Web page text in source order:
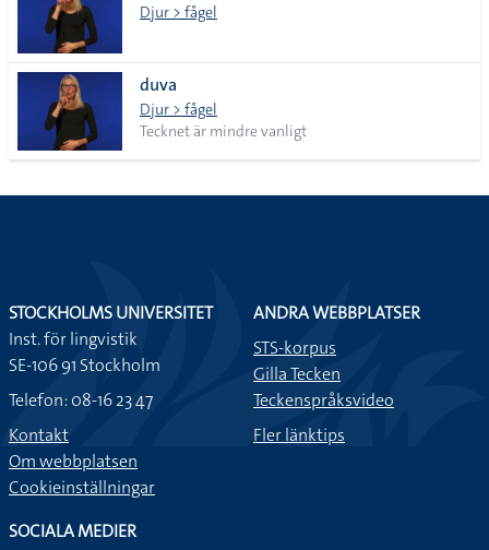
lista
Djur > fågel
duva
Djur > fågel
Tecknet är mindre vanligt
STOCKHOLMS UNIVERSITET
Inst. för lingvistik
SE-106 91 Stockholm
Telefon: 08-16 23 47
Kontakt
Om webbplatsen
Cookieinställningar
ANDRA WEBBPLATSER
STS-korpus
Gilla Tecken
Teckenspråksvideo
Fler länktips
SOCIALA MEDIER